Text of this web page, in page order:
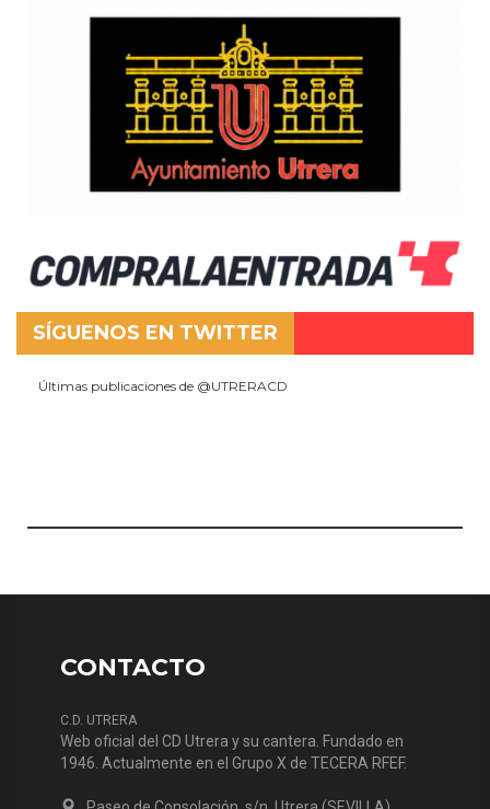
SÍGUENOS EN TWITTER
Últimas publicaciones de @UTRERACD
CONTACTO
C.D. UTRERA
Web oficial del CD Utrera y su cantera. Fundado en
1946. Actualmente en el Grupo X de TECERA RFEF.